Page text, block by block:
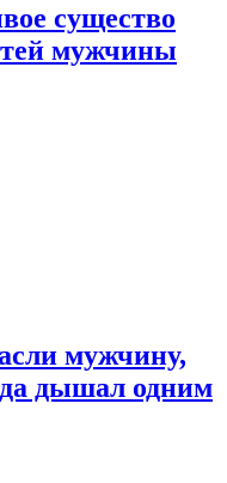
существо
мужчины
мужчину,
дышал одним